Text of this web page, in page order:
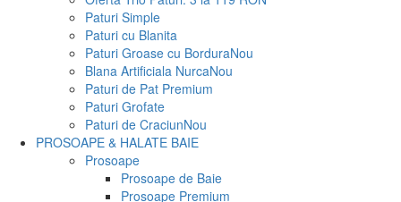
Paturi Simple
Paturi cu Blanita
Paturi Groase cu BorduraNou
Blana Artificiala NurcaNou
Paturi de Pat Premium
Paturi Grofate
Paturi de CraciunNou
PROSOAPE & HALATE BAIE
Prosoape
Prosoape de Baie
Prosoape Premium